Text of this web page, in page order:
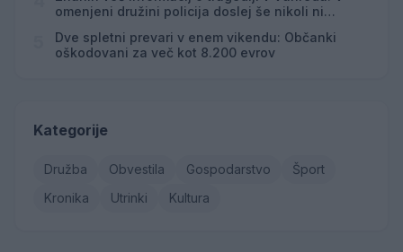
omenjeni družini policija doslej še nikoli ni
Dve spletni prevari v enem vikendu: Občanki
oškodovani za več kot 8.200 evrov
Kategorije
Družba Obvestila Gospodarstvo
Šport
Kronika
Utrinki Kultura